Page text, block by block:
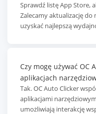
Sprawdź listę App Store,
Zalecamy aktualizację do
uzyskać najlepszą
Czy mogę używać OC
aplikacjach
Tak. OC Auto Clicker
aplikacjami
umożliwiają interakcję